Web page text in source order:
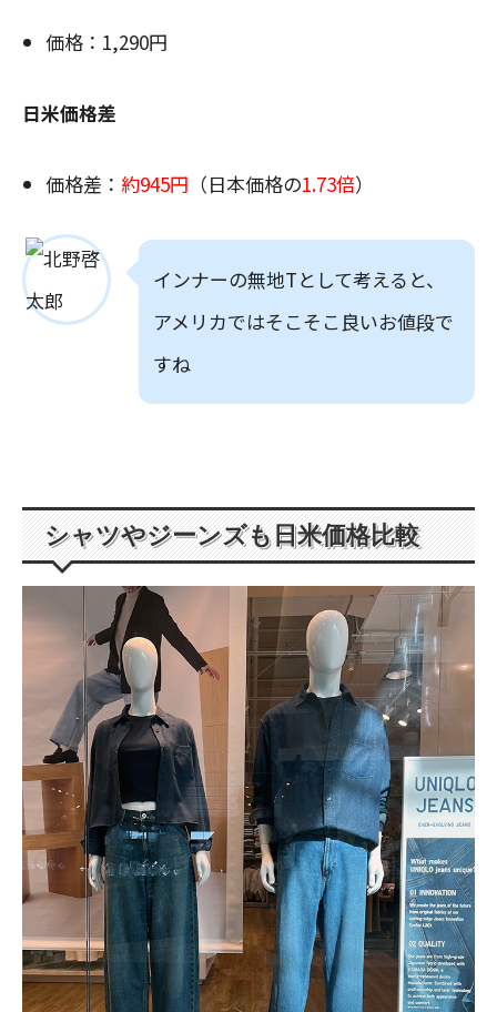
価格：1,290円
日米価格差
価格差： 約945円 （日本価格の1.73倍）
インナーの無地Tとして考えると、
アメリカではそこそこ良いお値段で
すね
シャツやジーンズも日米価格比較